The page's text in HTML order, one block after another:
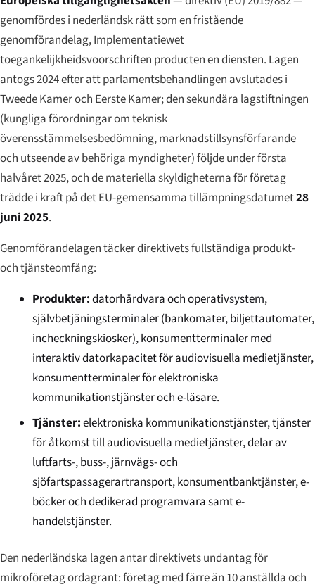
genomfördes i nederländsk rätt som en fristående
genomförandelag,Implementatiewet
toegankelijkheidsvoorschriften producten en diensten. Lagen
antogs 2024 efter att parlamentsbehandlingen avslutades i
Tweede Kamer och Eerste Kamer; den sekundära lagstiftningen
(kungliga förordningar om teknisk
överensstämmelsesbedömning, marknadstillsynsförfarande
och utseende av behöriga myndigheter) följde under första
halvåret 2025, och de materiella skyldigheterna för företag
trädde i kraft på det EU-gemensamma tillämpningsdatumet28
juni 2025.
Genomförandelagen täcker direktivets fullständiga produkt-
och tjänsteomfång:
Produkter:datorhårdvara och operativsystem,
självbetjäningsterminaler (bankomater, biljettautomater,
incheckningskiosker), konsumentterminaler med
interaktiv datorkapacitet för audiovisuella medietjänster,
konsumentterminaler för elektroniska
kommunikationstjänster och e-läsare.
Tjänster:elektroniska kommunikationstjänster, tjänster
för åtkomst till audiovisuella medietjänster, delar av
luftfarts-, buss-, järnvägs- och
sjöfartspassagerartransport, konsumentbanktjänster, e-
böcker och dedikerad programvara samt e-
handelstjänster.
Den nederländska lagen antar direktivets undantag för
mikroföretag ordagrant: företag med färre än 10 anställda och